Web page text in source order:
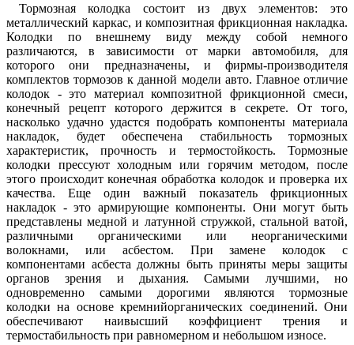
Тормозная колодка состоит из двух элементов: это
металлический каркас, и композитная фрикционная накладка.
Колодки по внешнему виду между собой немного
различаются, в зависимости от марки автомобиля, для
которого они предназначены, и фирмы-производителя
комплектов тормозов к данной модели авто. Главное отличие
колодок - это материал композитной фрикционной смеси,
конечный рецепт которого держится в секрете. От того,
насколько удачно удастся подобрать компоненты материала
накладок, будет обеспечена стабильность тормозных
характеристик, прочность и термостойкость. Тормозные
колодки прессуют холодным или горячим методом, после
этого происходит конечная обработка колодок и проверка их
качества. Еще один важный показатель фрикционных
накладок - это армирующие компоненты. Они могут быть
представлены медной и латунной стружкой, стальной ватой,
различными органическими или неорганическими
волокнами, или асбестом. При замене колодок с
компонентами асбеста должны быть приняты меры защиты
органов зрения и дыхания. Самыми лучшими, но
одновременно самыми дорогими являются тормозные
колодки на основе кремнийорганических соединений. Они
обеспечивают наивысший коэффициент трения и
термостабильность при равномерном и небольшом износе.